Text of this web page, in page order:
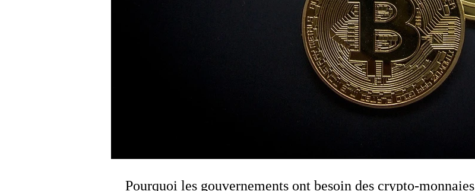
Pourquoi les gouvernements ont besoin des crypto-monnaies